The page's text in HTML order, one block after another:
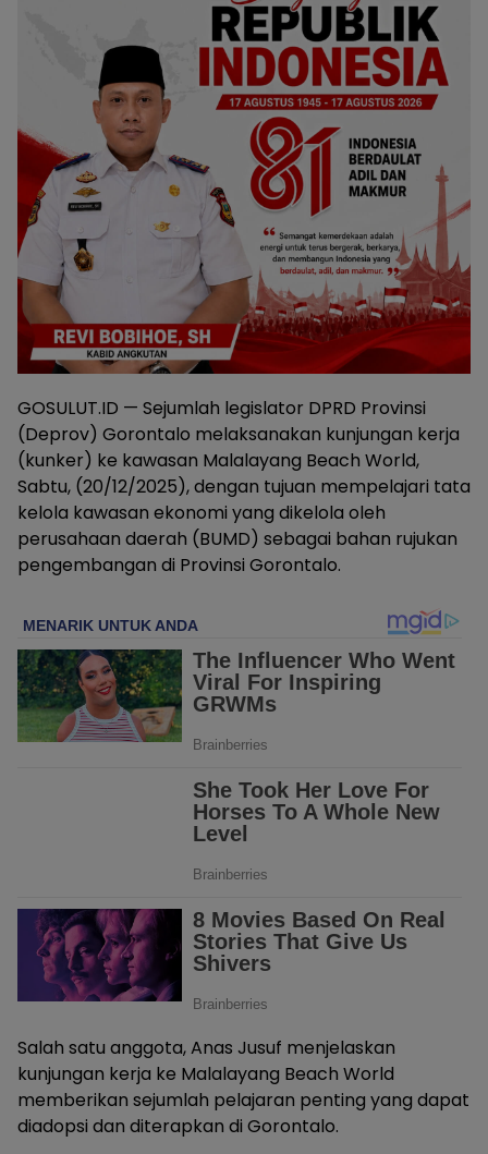
GOSULUT.ID — Sejumlah legislator DPRD Provinsi
(Deprov) Gorontalo melaksanakan kunjungan kerja
(kunker) ke kawasan Malalayang Beach World,
Sabtu, (20/12/2025), dengan tujuan mempelajari tata
kelola kawasan ekonomi yang dikelola oleh
perusahaan daerah (BUMD) sebagai bahan rujukan
pengembangan di Provinsi Gorontalo.
Salah satu anggota, Anas Jusuf menjelaskan
kunjungan kerja ke Malalayang Beach World
memberikan sejumlah pelajaran penting yang dapat
diadopsi dan diterapkan di Gorontalo.